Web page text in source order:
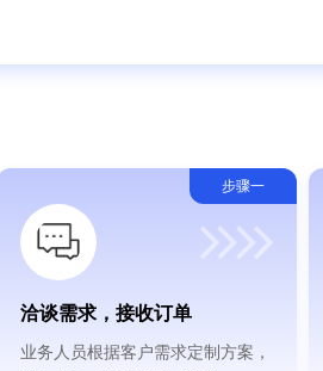
洽谈需求，接收订单
业务人员根据客户需求定制方案，
步骤一